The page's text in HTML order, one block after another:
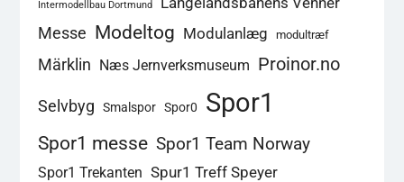
Intermodellbau Dortmund
Messe Modeltog Modulanlæg modultræf
Märklin Næs Jernverksmuseum Proinor.no
Selvbyg Smalspor Spor0 Spor1
Spor1 messe Spor1 Team Norway
Spor1 Trekanten Spur1 Treff Speyer